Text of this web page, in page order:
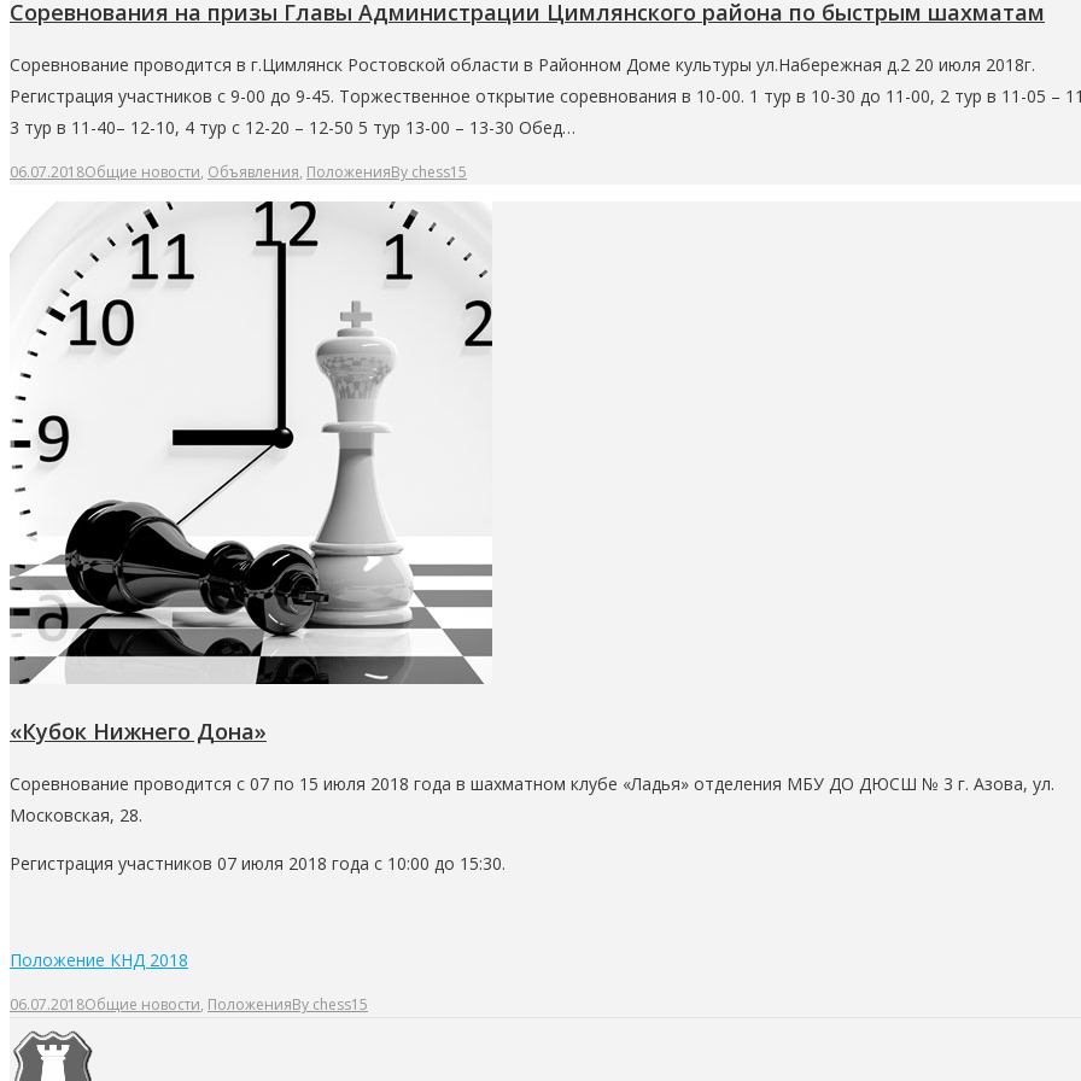
Соревнования на призы Главы Администрации Цимлянского района по быстрым шахматам
Соревнование проводится в г.Цимлянск Ростовской области в Районном Доме культуры ул.Набережная д.2 20 июля 2018г.
Регистрация участников с 9-00 до 9-45. Торжественное открытие соревнования в 10-00. 1 тур в 10-30 до 11-00, 2 тур в 11-05 –
3 тур в 11-40– 12-10, 4 тур с 12-20 – 12-50 5 тур 13-00 – 13-30 Обед…
06.07.2018Общие новости, Объявления, ПоложенияBy chess15
«Кубок Нижнего Дона»
Соревнование проводится с 07 по 15 июля 2018 года в шахматном клубе «Ладья» отделения МБУ ДО ДЮСШ № 3 г. Азова, ул.
Московская, 28.
Регистрация участников 07 июля 2018 года с 10:00 до 15:30.
Положение КНД 2018
06.07.2018Общие новости, ПоложенияBy chess15